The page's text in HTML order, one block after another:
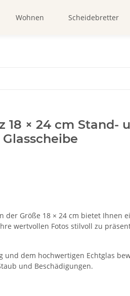
Wohnen Scheidebretter
18 × 24 cm Stand-
der Größe 18 × 24 cm bietet Ihnen
wertvollen Fotos stilvoll zu
und dem hochwertigen Echtglas
und Beschädigungen.